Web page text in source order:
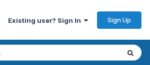
Existing user? Sign In Sign Up